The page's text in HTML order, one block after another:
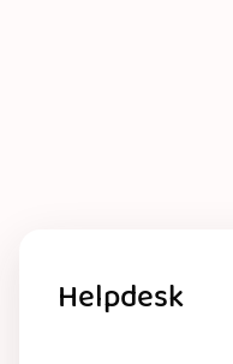
Helpdesk